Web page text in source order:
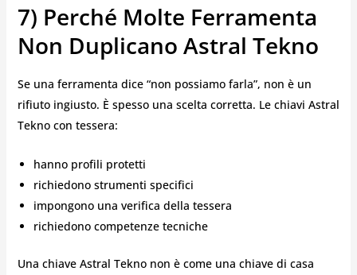
7) Perché Molte Ferramenta
Non Duplicano Astral Tekno
Se una ferramenta dice “non possiamo farla”, non è un
rifiuto ingiusto. È spesso una scelta corretta. Le chiavi Astral
Tekno con tessera:
hanno profili protetti
richiedono strumenti specifici
impongono una verifica della tessera
richiedono competenze tecniche
Una chiave Astral Tekno non è come una chiave di casa